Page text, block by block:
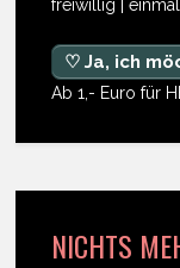
freiwillig |
♡ Ja, ich
Ab 1,- Euro für
NICHTS